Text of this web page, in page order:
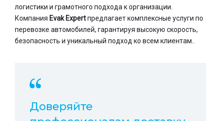
логистики и грамотного подхода к организации.
Компания Evak Expertпредлагает комплексные услуги по
перевозке автомобилей, гарантируя высокую скорость,
безопасность и уникальный подход ко всем клиентам..
Доверяйте